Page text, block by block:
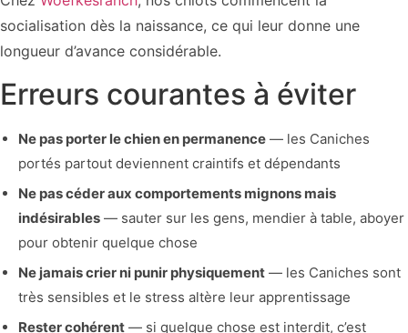
socialisation dès la naissance, ce qui leur donne une
longueur d’avance considérable.
Erreurs courantes à éviter
Ne pas porter le chien en permanence — les Caniches
portés partout deviennent craintifs et dépendants
Ne pas céder aux comportements mignons mais
indésirables — sauter sur les gens, mendier à table, aboyer
pour obtenir quelque chose
Ne jamais crier ni punir physiquement — les Caniches sont
très sensibles et le stress altère leur apprentissage
Rester cohérent — si quelque chose est interdit, c’est